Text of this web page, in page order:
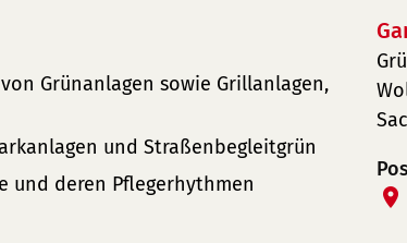
Grünanlagen sowie Grillanlagen,
und Straßenbegleitgrün
und deren Pflegerhythmen